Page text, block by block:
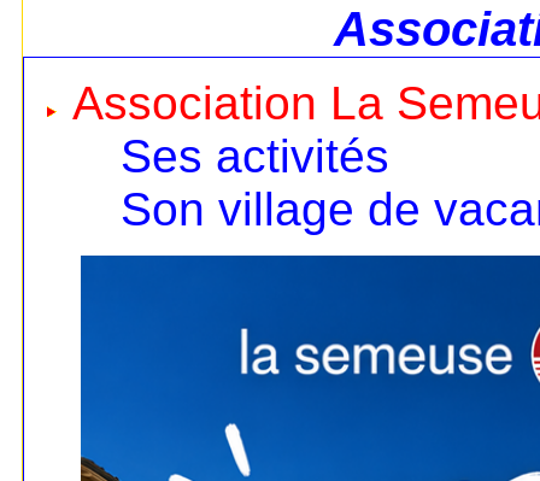
Association La
Ses activités
Son village de